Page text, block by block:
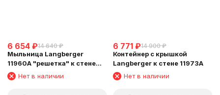
6 654 ₽14 640 ₽
Мыльница Langberger
11960A "решетка" к стене
хромированная
Нет в наличии
6 771 ₽14 900 ₽
Контейнер с крышкой
Langberger к стене 11973A
Нет в наличии